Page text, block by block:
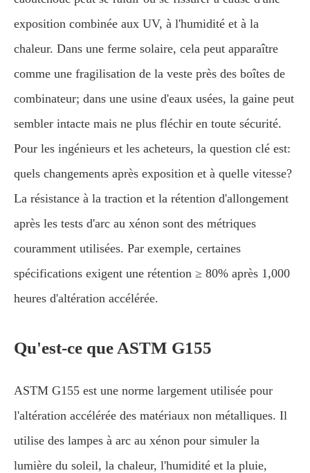
exposition combinée aux UV, à l'humidité et à la
chaleur. Dans une ferme solaire, cela peut apparaître
comme une fragilisation de la veste près des boîtes de
combinateur; dans une usine d'eaux usées, la gaine peut
sembler intacte mais ne plus fléchir en toute sécurité.
Pour les ingénieurs et les acheteurs, la question clé est:
quels changements après exposition et à quelle vitesse?
La résistance à la traction et la rétention d'allongement
après les tests d'arc au xénon sont des métriques
couramment utilisées. Par exemple, certaines
spécifications exigent une rétention ≥ 80% après 1,000
heures d'altération accélérée.
Qu'est-ce que ASTM G155
ASTM G155 est une norme largement utilisée pour
l'altération accélérée des matériaux non métalliques. Il
utilise des lampes à arc au xénon pour simuler la
lumière du soleil, la chaleur, l'humidité et la pluie,